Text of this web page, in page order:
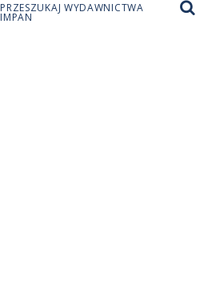
PRZESZUKAJ WYDAWNICTWA
IMPAN